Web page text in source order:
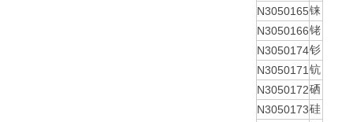
N3050165铼
N3050166铑
N3050174钐
N3050171 钪
N3050172硒
N3050173硅